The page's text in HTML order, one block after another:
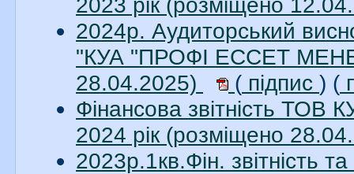
2023 рік (розміщено
2024р. Аудиторський
"КУА "ПРОФІ ЕССЕТ
28.04.2025)
( підпис ) (
Фінансова звітність
2024 рік (розміщено
2023р.1кв.Фін.